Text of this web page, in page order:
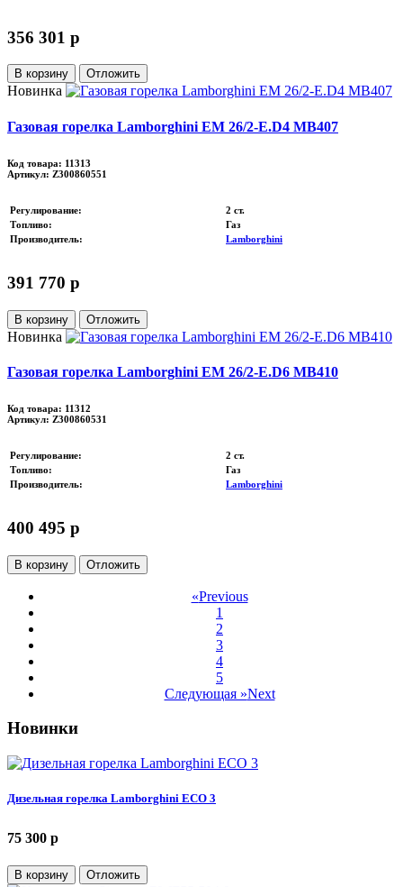
356 301 p
В корзину Отложить
Новинка
Газовая горелка Lamborghini EM 26/2-E.D4 MB407
Код товара: 11313
Артикул: Z300860551
Регулирование:
2 ст.
Топливо:
Газ
Производитель: Lamborghini
391 770 p
В корзину Отложить
Новинка
Газовая горелка Lamborghini EM 26/2-E.D6 MB410
Код товара: 11312
Артикул: Z300860531
Регулирование:
2 ст.
Топливо:
Газ
Производитель: Lamborghini
400 495 p
В корзину Отложить
«Previous
1
2
3
4
5
Следующая »Next
Новинки
Дизельная горелка Lamborghini ECO 3
75 300 p
В корзину Отложить